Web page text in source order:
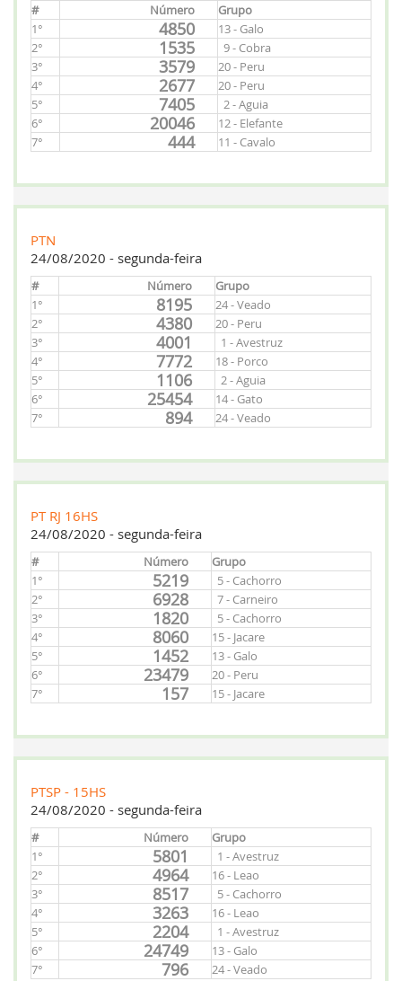
# Número
Grupo
1°
4850
13 - Galo
2°
1535
9 - Cobra
3°
3579
20 - Peru
4°
2677
20 - Peru
5°
7405
2 - Aguia
6°
20046
12 - Elefante
7°
444 11 - Cavalo
PTN
24/08/2020 - segunda-feira
# Número
Grupo
1°
8195
24 - Veado
2°
4380
20 - Peru
3°
4001
1 - Avestruz
4°
7772
18 - Porco
5°
1106
2 - Aguia
6°
25454
14 - Gato
7°
894 24 - Veado
PT RJ 16HS
24/08/2020 - segunda-feira
# Número
Grupo
1°
5219
5 - Cachorro
2°
6928
7 - Carneiro
3°
1820
5 - Cachorro
4°
8060
15 - Jacare
5°
1452
13 - Galo
6°
23479
20 - Peru
7°
157 15 - Jacare
PTSP - 15HS
24/08/2020 - segunda-feira
# Número
Grupo
1°
5801
1 - Avestruz
2°
4964
16 - Leao
3°
8517
5 - Cachorro
4°
3263
16 - Leao
5°
2204
1 - Avestruz
6°
24749
13 - Galo
7°
796 24 - Veado